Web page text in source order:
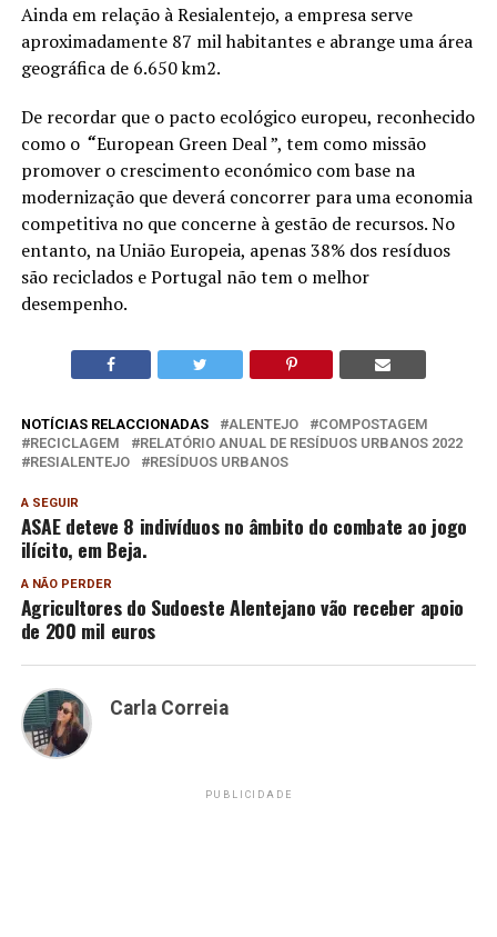
Ainda em relação à Resialentejo, a empresa serve
aproximadamente 87 mil habitantes e abrange uma área
geográfica de 6.650 km2.
De recordar que o pacto ecológico europeu, reconhecido
como o “European Green Deal ”, tem como missão
promover o crescimento económico com base na
modernização que deverá concorrer para uma economia
competitiva no que concerne à gestão de recursos. No
entanto, na União Europeia, apenas 38% dos resíduos
são reciclados e Portugal não tem o melhor
desempenho.
NOTÍCIAS RELACCIONADAS ALENTEJO
COMPOSTAGEM
RECICLAGEM
RELATÓRIO ANUAL DE RESÍDUOS URBANOS 2022
RESIALENTEJO
RESÍDUOS URBANOS
A SEGUIR
ASAE deteve 8 indivíduos no âmbito do combate ao jogo
ilícito, em Beja.
A NÃO PERDER
Agricultores do Sudoeste Alentejano vão receber apoio
de 200 mil euros
Carla Correia
PUBLICIDADE